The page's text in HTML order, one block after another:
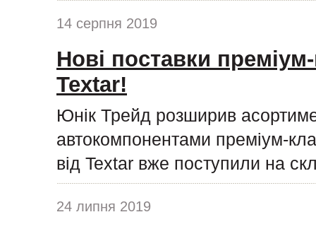
14 серпня 2019
Нові поставки
Textar!
Юнік Трейд розширив
автокомпонентами преміум-
від Textar вже поступили на
24 липня 2019